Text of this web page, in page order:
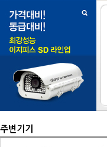
주변기기